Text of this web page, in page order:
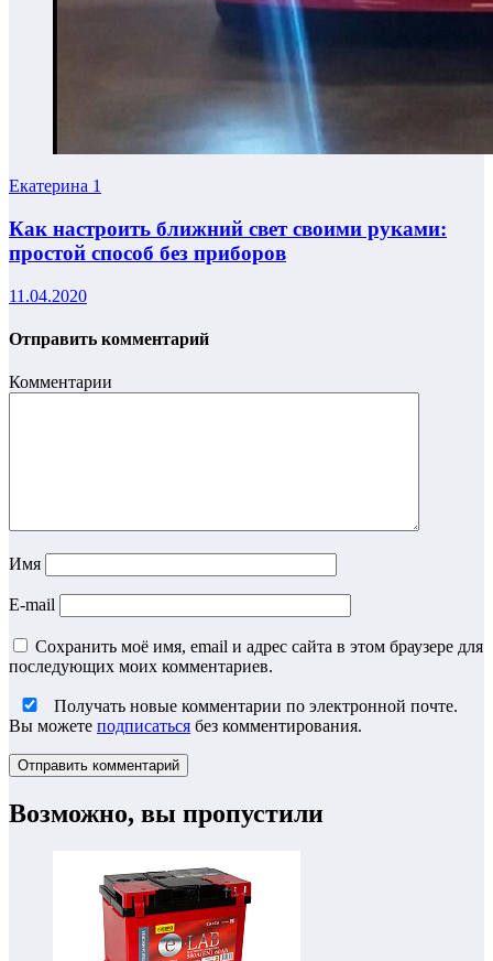
Екатерина 1
Как настроить ближний свет своими руками:
простой способ без приборов
11.04.2020
Отправить комментарий
Комментарии
Имя
E-mail
Сохранить моё имя, email и адрес сайта в этом браузере для
последующих моих комментариев.
Получать новые комментарии по электронной почте.
Вы можете подписаться без комментирования.
Возможно, вы пропустили